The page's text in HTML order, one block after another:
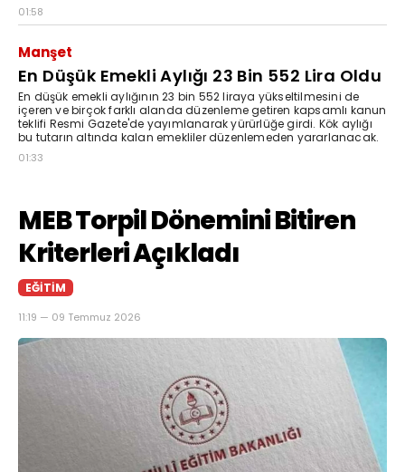
01:58
Manşet
En Düşük Emekli Aylığı 23 Bin 552 Lira Oldu
En düşük emekli aylığının 23 bin 552 liraya yükseltilmesini de
içeren ve birçok farklı alanda düzenleme getiren kapsamlı kanun
teklifi Resmi Gazete'de yayımlanarak yürürlüğe girdi. Kök aylığı
bu tutarın altında kalan emekliler düzenlemeden yararlanacak.
01:33